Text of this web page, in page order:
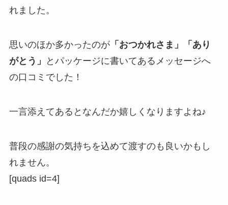
れました。
思いのほか多かったのが「おつかれさま」「あり
がとう」
とパッケージに書いてあるメッセージへ
の口コミでした！
一言添えてあるとなんだか嬉しくなりますよね♪
普段の感謝の気持ちを込めて渡すのも良いかもし
れません。
[quads id=4]